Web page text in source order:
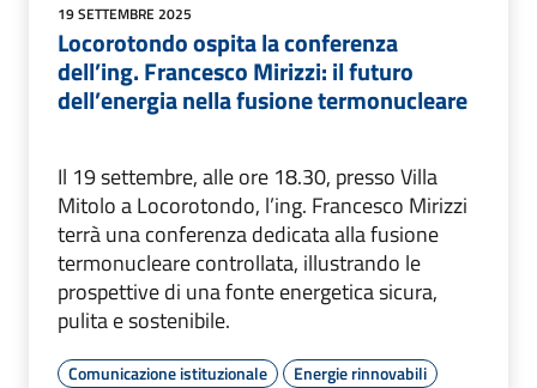
19 SETTEMBRE 2025
Locorotondo ospita la conferenza
dell’ing. Francesco Mirizzi: il futuro
dell’energia nella fusione termonucleare
Il 19 settembre, alle ore 18.30, presso Villa
Mitolo a Locorotondo, l’ing. Francesco Mirizzi
terrà una conferenza dedicata alla fusione
termonucleare controllata, illustrando le
prospettive di una fonte energetica sicura,
pulita e sostenibile.
Comunicazione istituzionale
Energie rinnovabili